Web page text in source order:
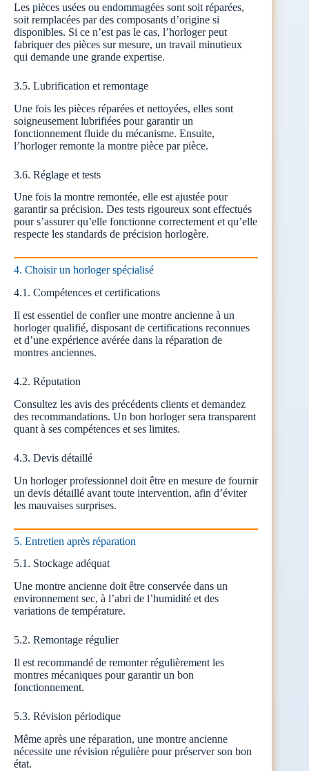
Les pièces usées ou endommagées sont soit réparées,
soit remplacées par des composants d’origine si
disponibles. Si ce n’est pas le cas, l’horloger peut
fabriquer des pièces sur mesure, un travail minutieux
qui demande une grande expertise.
3.5. Lubrification et remontage
Une fois les pièces réparées et nettoyées, elles sont
soigneusement lubrifiées pour garantir un
fonctionnement fluide du mécanisme. Ensuite,
l’horloger remonte la montre pièce par pièce.
3.6. Réglage et tests
Une fois la montre remontée, elle est ajustée pour
garantir sa précision. Des tests rigoureux sont effectués
pour s’assurer qu’elle fonctionne correctement et qu’elle
respecte les standards de précision horlogère.
4. Choisir un horloger spécialisé
4.1. Compétences et certifications
Il est essentiel de confier une montre ancienne à un
horloger qualifié, disposant de certifications reconnues
et d’une expérience avérée dans la réparation de
montres anciennes.
4.2. Réputation
Consultez les avis des précédents clients et demandez
des recommandations. Un bon horloger sera transparent
quant à ses compétences et ses limites.
4.3. Devis détaillé
Un horloger professionnel doit être en mesure de fournir
un devis détaillé avant toute intervention, afin d’éviter
les mauvaises surprises.
5. Entretien après réparation
5.1. Stockage adéquat
Une montre ancienne doit être conservée dans un
environnement sec, à l’abri de l’humidité et des
variations de température.
5.2. Remontage régulier
Il est recommandé de remonter régulièrement les
montres mécaniques pour garantir un bon
fonctionnement.
5.3. Révision périodique
Même après une réparation, une montre ancienne
nécessite une révision régulière pour préserver son bon
état.